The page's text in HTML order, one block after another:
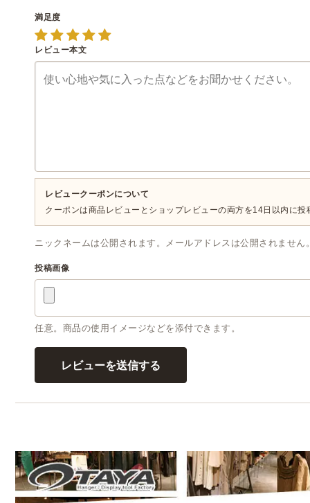
満足度
レビュー本文
レビュークーポンについて
クーポンは商品レビューとショップレビューの両方を14日以内に
ニックネームは公開されます。メールアドレスは公開されません
投稿画像
任意。商品の使用イメージなどを添付できます。